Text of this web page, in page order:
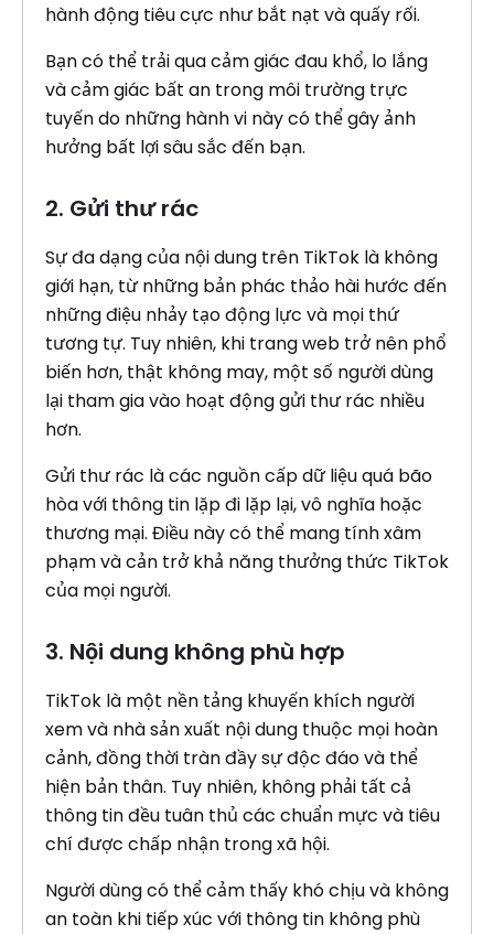
hành động tiêu cực như bắt nạt và quấy rối.
Bạn có thể trải qua cảm giác đau khổ, lo lắng
và cảm giác bất an trong môi trường trực
tuyến do những hành vi này có thể gây ảnh
hưởng bất lợi sâu sắc đến bạn.
2. Gửi thư rác
Sự đa dạng của nội dung trên TikTok là không
giới hạn, từ những bản phác thảo hài hước đến
những điệu nhảy tạo động lực và mọi thứ
tương tự. Tuy nhiên, khi trang web trở nên phổ
biến hơn, thật không may, một số người dùng
lại tham gia vào hoạt động gửi thư rác nhiều
hơn.
Gửi thư rác là các nguồn cấp dữ liệu quá bão
hòa với thông tin lặp đi lặp lại, vô nghĩa hoặc
thương mại. Điều này có thể mang tính xâm
phạm và cản trở khả năng thưởng thức TikTok
của mọi người.
3. Nội dung không phù hợp
TikTok là một nền tảng khuyến khích người
xem và nhà sản xuất nội dung thuộc mọi hoàn
cảnh, đồng thời tràn đầy sự độc đáo và thể
hiện bản thân. Tuy nhiên, không phải tất cả
thông tin đều tuân thủ các chuẩn mực và tiêu
chí được chấp nhận trong xã hội.
Người dùng có thể cảm thấy khó chịu và không
an toàn khi tiếp xúc với thông tin không phù